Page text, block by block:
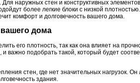
наружных стен и конструктивных
более легкие блоки с низкой
комфорт и долговечность вашего дома.
вашего дома
его плотность, так как она влияет на
важно подобрать такой, который будет
стен, где нет значительных нагрузок.
здания.